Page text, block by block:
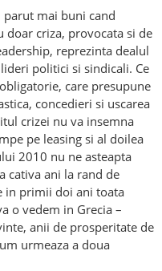
parut mai buni cand
criza, provocata si de
reprezinta dealul
politici si sindicali. Ce
care presupune
concedieri si uscarea
crizei nu va insemna
pe leasing si al doilea
2010 nu ne asteapta
cativa ani la rand de
in primii doi ani toata
o vedem in Grecia –
anii de prosperitate de
urmeaza a doua